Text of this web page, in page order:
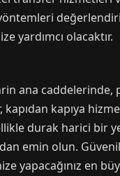
yardımcı olacaktır.
ana
kapıya
durak harici bir
emin olun.
yapacağınız en